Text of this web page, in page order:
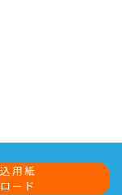
用紙
ード